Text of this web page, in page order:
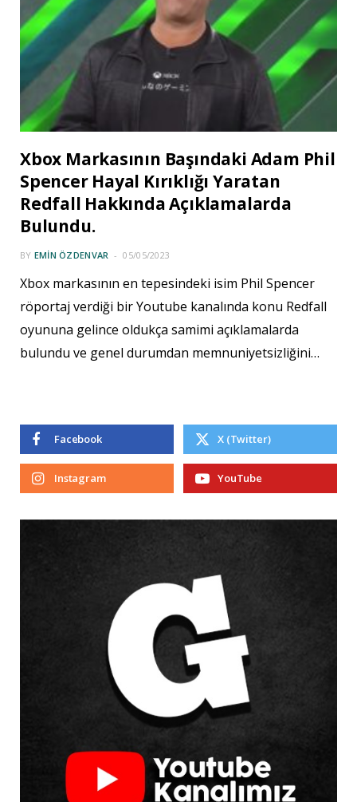
Xbox Markasının Başındaki Adam Phil
Spencer Hayal Kırıklığı Yaratan
Redfall Hakkında Açıklamalarda
Bulundu.
BY EMIN ÖZDENVAR 05/05/2023
Xbox markasının en tepesindeki isim Phil Spencer
röportaj verdiği bir Youtube kanalında konu Redfall
oyununa gelince oldukça samimi açıklamalarda
bulundu ve genel durumdan memnuniyetsizliğini…
Facebook X (Twitter)
Instagram YouTube